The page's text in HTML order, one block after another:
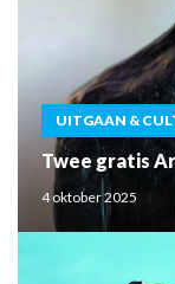
UITGAAN &
Twee gratis
4 oktober 2025